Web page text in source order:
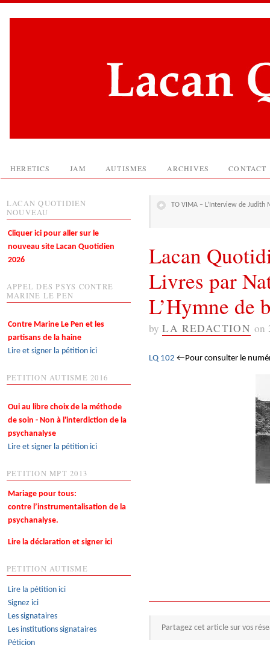
HERETICS JAM AUTISMES ARCHIVES CONTACT
TO VIMA – L’Interview de
Lacan
Livres par
L’Hymne de
by LA REDACTION on
LQ 102 ←Pour consulter le
Partagez cet article sur vos
LACAN QUOTIDIEN
NOUVEAU
Cliquer ici pour aller sur le
nouveau site Lacan Quotidien
2026
APPEL DES PSYS CONTRE
MARINE LE PEN
Contre Marine Le Pen et les
partisans de la haine
Lire et signer la pétition ici
PETITION AUTISME 2016
Oui au libre choix de la méthode
de soin - Non à l'interdiction de la
psychanalyse
Lire et signer la pétition ici
PETITION MPT 2013
Mariage pour tous:
contre l’instrumentalisation de la
psychanalyse.
Lire la déclaration et signer ici
PETITION AUTISME
Lire la pétition ici
Signez ici
Les signataires
Les institutions signataires
Péticion